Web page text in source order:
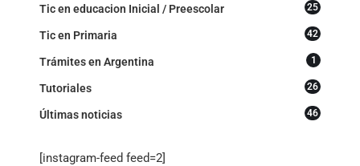
Tic en educacion Inicial / Preescolar 25
Tic en Primaria 42
Trámites en Argentina 1
Tutoriales 26
Últimas noticias 46
[instagram-feed feed=2]